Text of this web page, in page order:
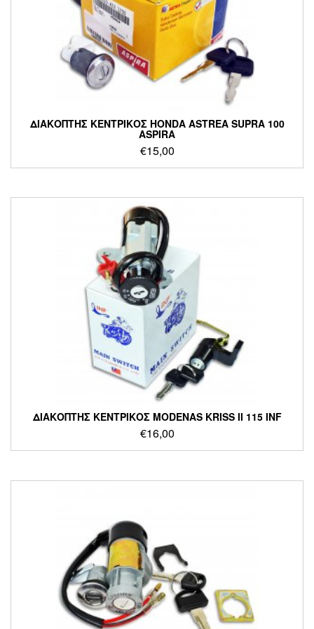
ΔΙΑΚΟΠΤΗΣ ΚΕΝΤΡΙΚΟΣ HONDA ASTREA SUPRA 100
ASPIRA
€15,00
ΔΙΑΚΟΠΤΗΣ ΚΕΝΤΡΙΚΟΣ MODENAS KRISS II 115 INF
€16,00